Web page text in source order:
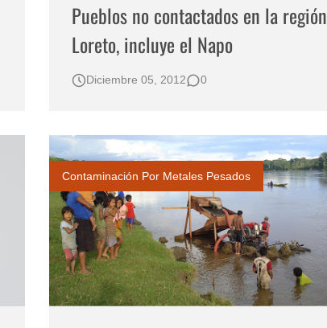
Pueblos no contactados en la región
Loreto, incluye el Napo
Diciembre 05, 2012 0
Contaminación Por Metales Pesados